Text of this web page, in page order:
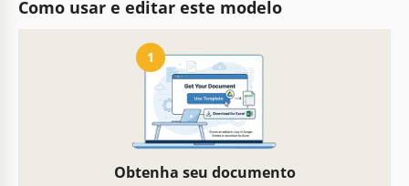
Como usar e editar este modelo
1
Obtenha seu documento